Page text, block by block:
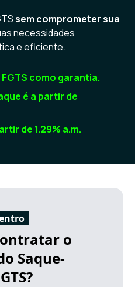
sem comprometer sua
necessidades
e eficiente.
como garantia.
é a partir de
de 1.29% a.m.
o
Saque-